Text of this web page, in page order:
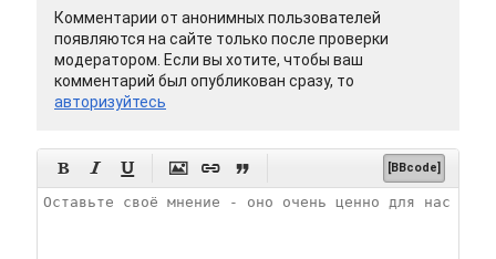
Комментарии от анонимных пользователей
появляются на сайте только после проверки
модератором. Если вы хотите, чтобы ваш
комментарий был опубликован сразу, то
авторизуйтесь
      [BBcode]